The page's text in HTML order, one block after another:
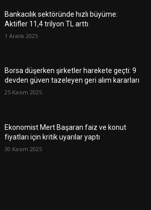
Bankacılık sektöründe hızlı büyüme:
Aktifler 11,4 trilyon TL arttı
1 Aralık 2025
Borsa düşerken şirketler harekete geçti: 9
devden güven tazeleyen geri alım kararları
25 Kasım 2025
Ekonomist Mert Başaran faiz ve konut
fiyatları için kritik uyarılar yaptı
30 Kasım 2025